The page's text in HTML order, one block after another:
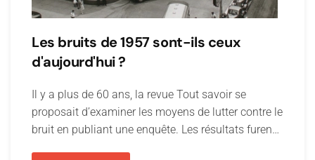
Les bruits de 1957 sont-ils ceux
d'aujourd'hui ?
Il y a plus de 60 ans, la revue Tout savoir se
proposait d’examiner les moyens de lutter contre le
bruit en publiant une enquête. Les résultats furen…